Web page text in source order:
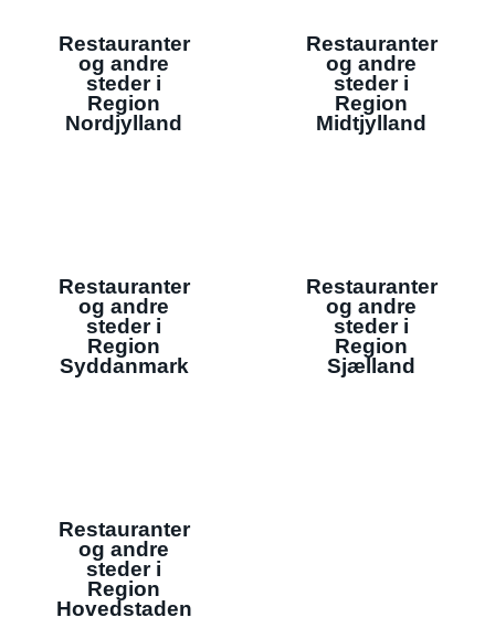
Restauranter
og andre
steder i
Region
Nordjylland
Restauranter
og andre
steder i
Region
Midtjylland
Restauranter
og andre
steder i
Region
Syddanmark
Restauranter
og andre
steder i
Region
Sjælland
Restauranter
og andre
steder i
Region
Hovedstaden